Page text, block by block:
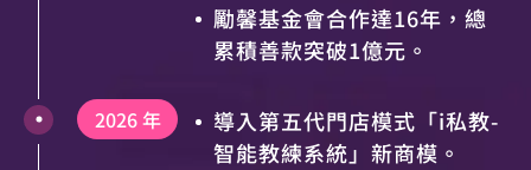
勵馨基金會合作達16年，總
累積善款突破1億元。
2026 年
導入第五代門店模式「i私教-
智能教練系統」新商模。